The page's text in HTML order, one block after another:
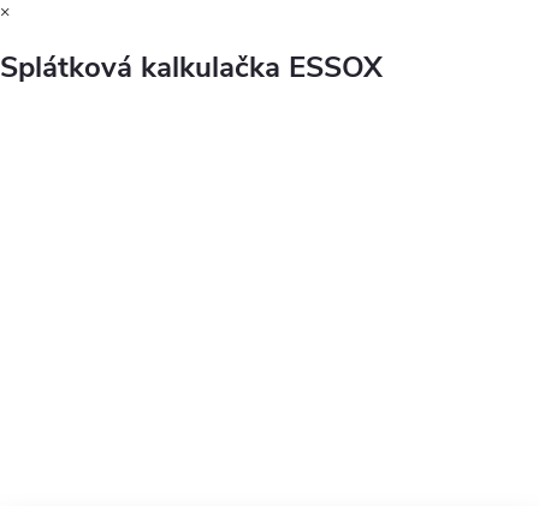
×
Splátková kalkulačka ESSOX